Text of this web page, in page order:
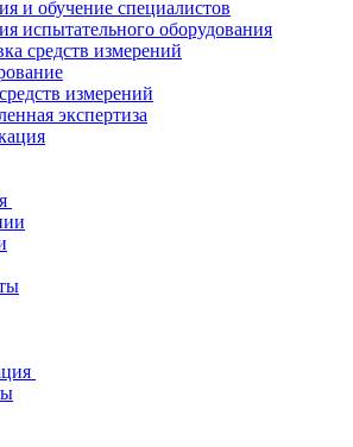
и обучение специалистов
испытательного оборудования
средств измерений
измерений
экспертиза